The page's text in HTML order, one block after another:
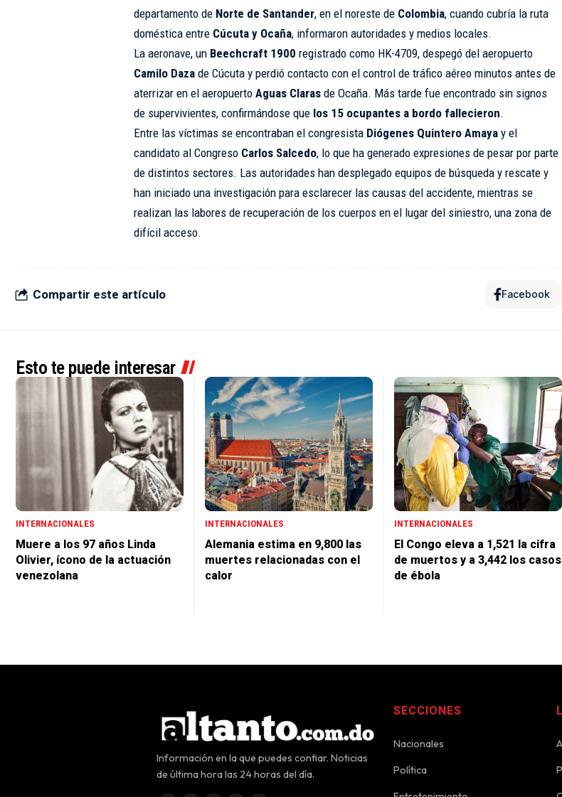
departamento de Norte de Santander, en el noreste de Colombia, cuando cubría la ruta
doméstica entre Cúcuta y Ocaña, informaron autoridades y medios locales.
La aeronave, un Beechcraft 1900 registrado como HK-4709, despegó del aeropuerto
Camilo Dazade Cúcuta y perdió contacto con el control de tráfico aéreo minutos antes de
aterrizar en el aeropuerto Aguas Clarasde Ocaña. Más tarde fue encontrado sin signos
de supervivientes, confirmándose que los 15 ocupantes a bordo fallecieron.
Entre las víctimas se encontraban el congresista Diógenes Quintero Amayay el
candidato al Congreso Carlos Salcedo, lo que ha generado expresiones de pesar por parte
de distintos sectores. Las autoridades han desplegado equipos de búsqueda y rescate y
han iniciado una investigación para esclarecer las causas del accidente, mientras se
realizan las labores de recuperación de los cuerpos en el lugar del siniestro, una zona de
difícil acceso.
Compartir este artículo Facebook
Esto te puede interesar
INTERNACIONALES
Muere a los 97 años Linda
Olivier, ícono de la actuación
venezolana
INTERNACIONALES
Alemania estima en 9,800 las
muertes relacionadas con el
calor
INTERNACIONALES
El Congo eleva a 1,521 la cifra
de muertos y a 3,442 los casos
de ébola
Información en la que puedes confiar. Noticias
de última hora las 24 horas del día.
SECCIONES
Nacionales
Política